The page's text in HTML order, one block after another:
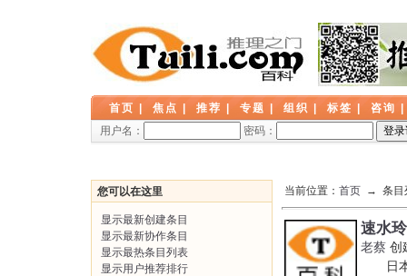
首页 焦点 推荐 专题 组织 标签 咨询
用户名：
密码：
您可以在这里
显示最新创建条目
显示最新协作条目
显示最热条目列表
显示用户推荐排行
当前位置： 首页 → 条目
速水
老蔡 创
日本